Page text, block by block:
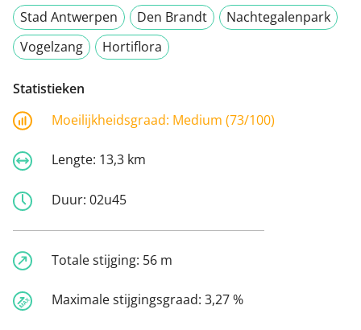
Stad Antwerpen
Den Brandt
Nachtegalenpark
Vogelzang
Hortiflora
Statistieken
Moeilijkheidsgraad: Medium (73/100)
Lengte: 13,3 km
Duur: 02u45
Totale stijging: 56 m
Maximale stijgingsgraad: 3,27 %